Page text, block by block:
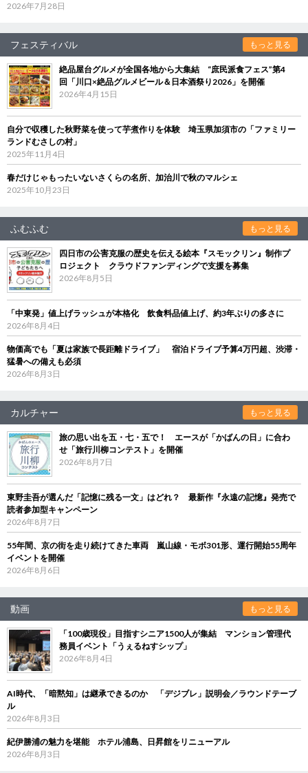
2026年7月28日
フェスティバル もっと見る
絶品屋台グルメが全国各地から大集結 “庶民派食フェス”第4
回「川口×絶品グルメビール＆日本酒祭り2026」を開催
2026年4月15日
自分で収穫した秋野菜を使って芋煮作りを体験 埼玉県加須市の「ファミリー
ランドむさしの村」
2025年11月4日
春だけじゃもったいないさくらの名所、加治川で秋のマルシェ
2025年10月23日
ふむふむ もっと見る
四日市の公害克服の歴史を伝える絵本『スモックリン』制作プ
ロジェクト クラウドファンディングで支援を募集
2026年8月5日
「中東発」値上げラッシュが本格化 飲食料品値上げ、約3年ぶりの多さに
2026年8月4日
物価高でも「夏は家族で長距離ドライブ」 宿泊ドライブ予算4万円超、渋滞・
猛暑への備えも必須
2026年8月3日
カルチャー もっと見る
旅の思い出を五・七・五で！ エースが「かばんの日」に合わ
せ「旅行川柳コンテスト」を開催
2026年8月7日
東野圭吾が選んだ「記憶に残る一文」はどれ？ 最新作『永遠の記憶』発売で
読者参加型キャンペーン
2026年8月7日
55年間、京の街を走り続けてきた車両 嵐山線・モボ301形、運行開始55周年
イベントを開催
2026年8月6日
動画 もっと見る
「100歳現役」目指すシニア1500人が集結 マンション管理代
務員イベント「うぇるねすシップ」
2026年8月4日
AI時代、「暗黙知」は継承できるのか 「デジブレ」説明会／ラウンドテーブ
ル
2026年8月3日
紀伊勝浦の魅力を堪能 ホテル浦島、日昇館をリニューアル
2026年8月3日